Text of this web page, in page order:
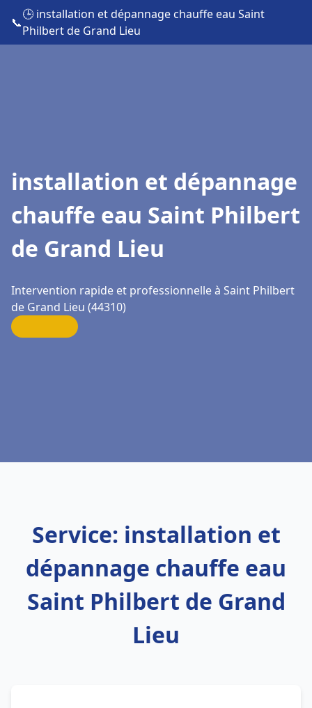
📞
🕒 installation et dépannage chauffe eau Saint
Philbert de Grand Lieu
installation et dépannage
chauffe eau Saint Philbert
de Grand Lieu
Intervention rapide et professionnelle à Saint Philbert
de Grand Lieu (44310)
Service: installation et
dépannage chauffe eau
Saint Philbert de Grand
Lieu